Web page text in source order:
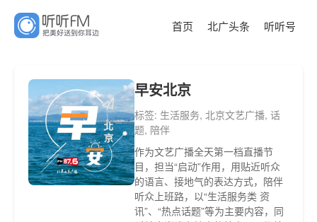
首页 北广头条 听听号
早安北京
标签: 生活服务, 北京文艺广播, 话
题, 陪伴
作为文艺广播全天第一档直播节
目，担当“启动”作用，用贴近听众
的语言、接地气的表达方式，陪伴
听众上班路，以“生活服务类 资
讯”、“热点话题”等为主要内容，同